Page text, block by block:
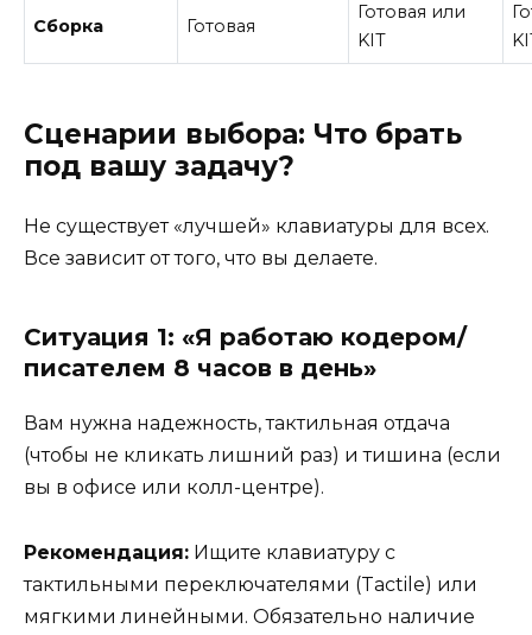
Сборка Готовая
Готовая или
KIT
Сценарии выбора: Что брать
под вашу задачу?
Не существует «лучшей» клавиатуры для всех.
Все зависит от того, что вы делаете.
Ситуация 1: «Я работаю кодером/
писателем 8 часов в день»
Вам нужна надежность, тактильная отдача
(чтобы не кликать лишний раз) и тишина (если
вы в офисе или колл-центре).
Рекомендация: Ищите клавиатуру с
тактильными переключателями (Tactile) или
мягкими линейными. Обязательно наличие